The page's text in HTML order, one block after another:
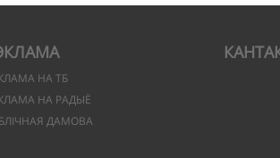
НА ТБ
НА РАДЫЁ
ДАМОВА